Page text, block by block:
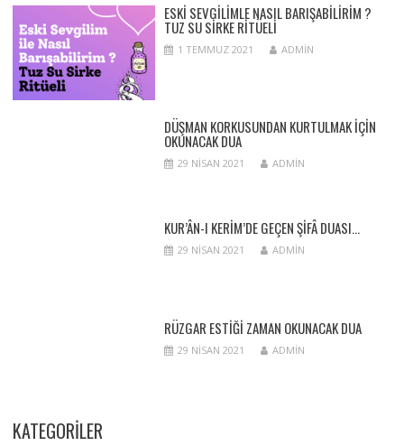
ESKI SEVGILIMLE NASIL BARIŞABILIRIM ?
TUZ SU SIRKE RITÜELI
1 TEMMUZ 2021 ADMIN
DÜŞMAN KORKUSUNDAN KURTULMAK İÇIN
OKUNACAK DUA
29 NISAN 2021 ADMIN
KUR’ÂN-I KERIM’DE GEÇEN ŞIFÂ DUASI…
29 NISAN 2021 ADMIN
RÜZGAR ESTIĞI ZAMAN OKUNACAK DUA
29 NISAN 2021 ADMIN
KATEGORİLER